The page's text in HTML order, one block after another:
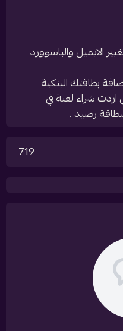
الايميل والباسوورد
بطاقتك البنكية
شراء لعبة في
رصيد .
719